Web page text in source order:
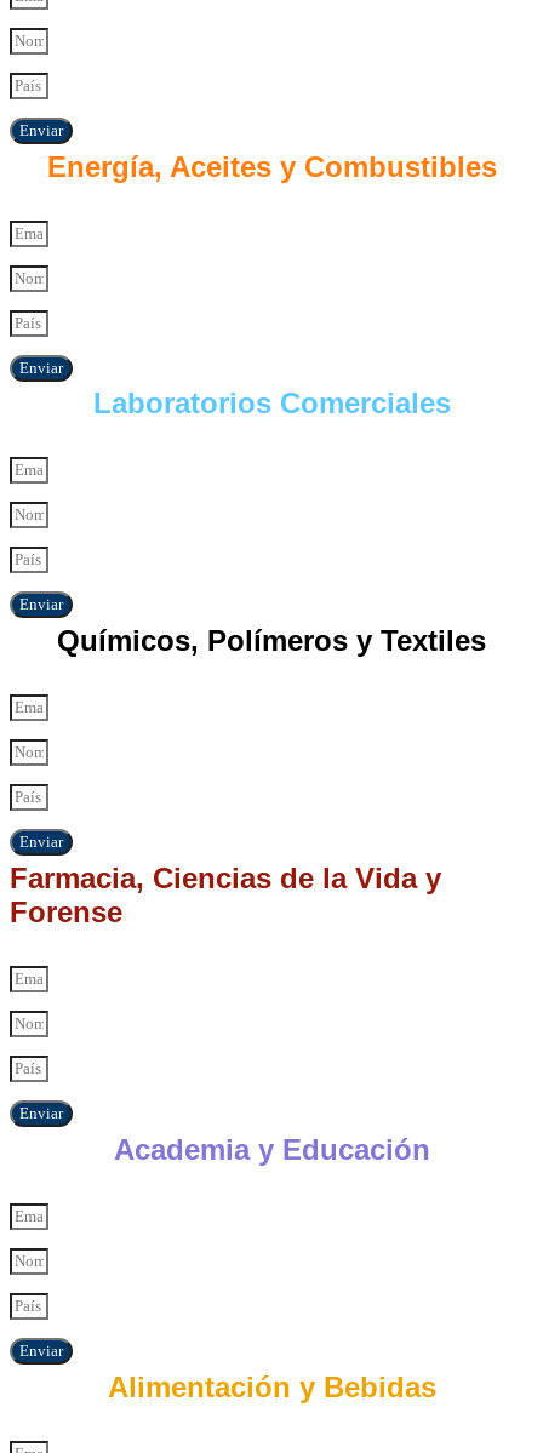
Enviar
Energía, Aceites y Combustibles
Enviar
Laboratorios Comerciales
Enviar
Químicos, Polímeros y Textiles
Enviar
Farmacia, Ciencias de la Vida y
Forense
Enviar
Academia y Educación
Enviar
Alimentación y Bebidas